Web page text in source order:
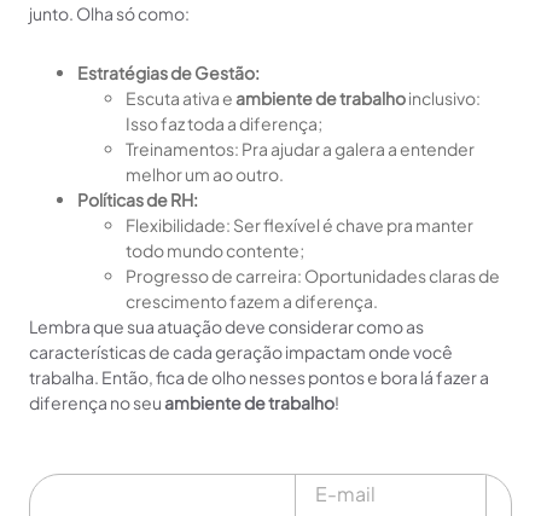
junto. Olha só como:
Estratégias de Gestão:
Escuta ativa eambiente de trabalhoinclusivo:
Isso faz toda a diferença;
Treinamentos: Pra ajudar a galera a entender
melhor um ao outro.
Políticas de RH:
Flexibilidade: Ser flexível é chave pra manter
todo mundo contente;
Progresso de carreira: Oportunidades claras de
crescimento fazem a diferença.
Lembra que sua atuação deve considerar como as
características de cada geração impactam onde você
trabalha. Então, fica de olho nesses pontos e bora lá fazer a
diferença no seuambiente de trabalho!